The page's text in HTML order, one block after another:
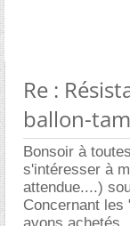
Re :
ballon-
Bonsoir à
s'intéresser à
attendue....)
Concernant les